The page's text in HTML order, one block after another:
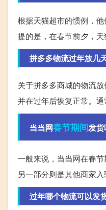
根据天猫超市的惯例，
提的是，在春节前夕，
拼多多物流过年放几
关于拼多多商城的物流
并在过年后恢复正常。
当当网春节期间发货
一般来说，当当网在春
另一部分则是其他商家
过年哪个物流可以发